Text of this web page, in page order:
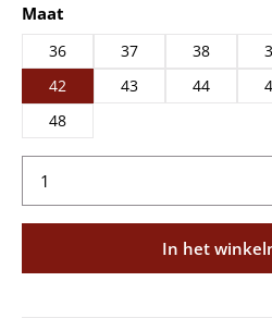
Selecteer
Maat
36 37 38
42
43 44
48
Producthoeveelheid:
In het